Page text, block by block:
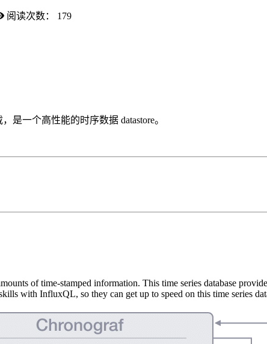
阅读次数： 179
一个高性能的时序数据 datastore。
of time-stamped information. This time series database
with InfluxQL, so they can get up to speed on this time series